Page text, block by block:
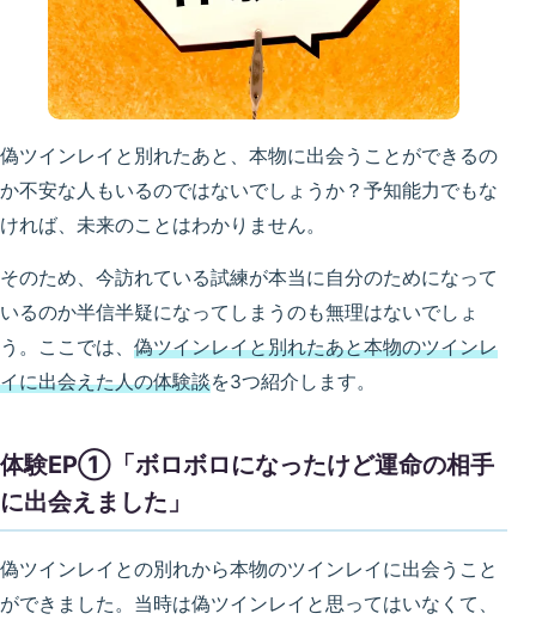
偽ツインレイと別れたあと、本物に出会うことができるの
か不安な人もいるのではないでしょうか？予知能力でもな
ければ、未来のことはわかりません。
そのため、今訪れている試練が本当に自分のためになって
いるのか半信半疑になってしまうのも無理はないでしょ
う。ここでは、 偽ツインレイと別れたあと本物のツインレ
イに出会えた人の体験談を3つ紹介します。
体験EP①「ボロボロになったけど運命の相手
に出会えました」
偽ツインレイとの別れから本物のツインレイに出会うこと
ができました。当時は偽ツインレイと思ってはいなくて、